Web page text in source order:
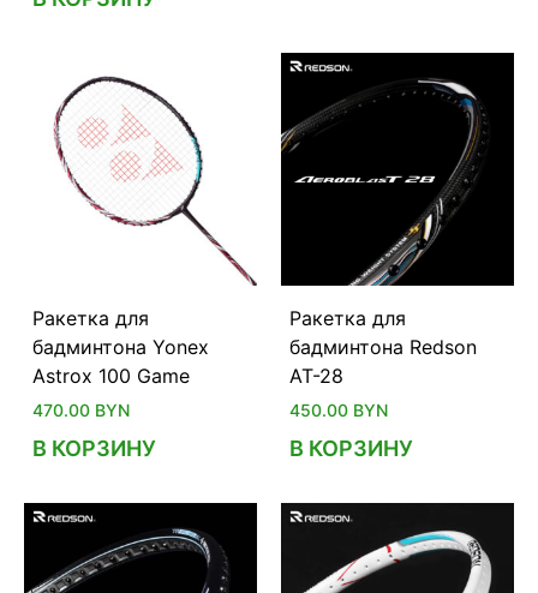
Ракетка для
бадминтона Yonex
Astrox 100 Game
470.00 BYN
В КОРЗИНУ
Ракетка для
бадминтона Redson
AT-28
450.00 BYN
В КОРЗИНУ